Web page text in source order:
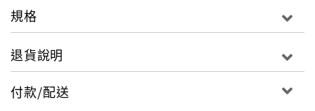
自己、該做甚麼樣子的音樂? 他們甚至一度關閉了社群
網路的更新，超過兩年的時間重新回到原點，審視了樂
Me"正式回歸。主唱Matthew Healy表示他們在這段時
Sigur Ros等音樂人的影響甚鉅：「我們是個受到無數
規格
退貨說明
付款/配送